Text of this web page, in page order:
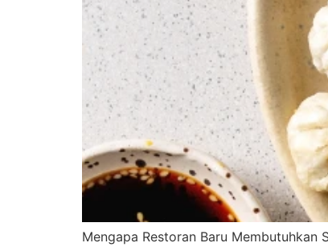
Mengapa Restoran Baru